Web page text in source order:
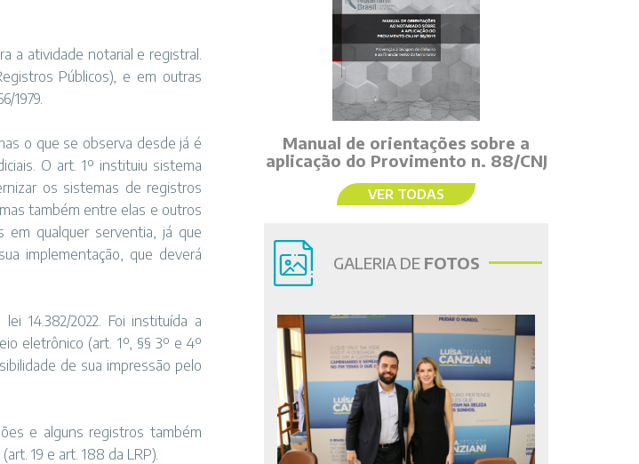
a atividade notarial e registral.
Públicos), e em outras
1979.
o que se observa desde já é
O art. 1º instituiu sistema
os sistemas de registros
também entre elas e outros
em qualquer serventia, já que
implementação, que deverá
14.382/2022. Foi instituída a
eletrônico (art. 1º, §§ 3º e 4º
de sua impressão pelo
e alguns registros também
19 e art. 188 da LRP).
Manual de orientações sobre a
aplicação do Provimento n. 88/CNJ
VER TODAS
GALERIA DE FOTOS